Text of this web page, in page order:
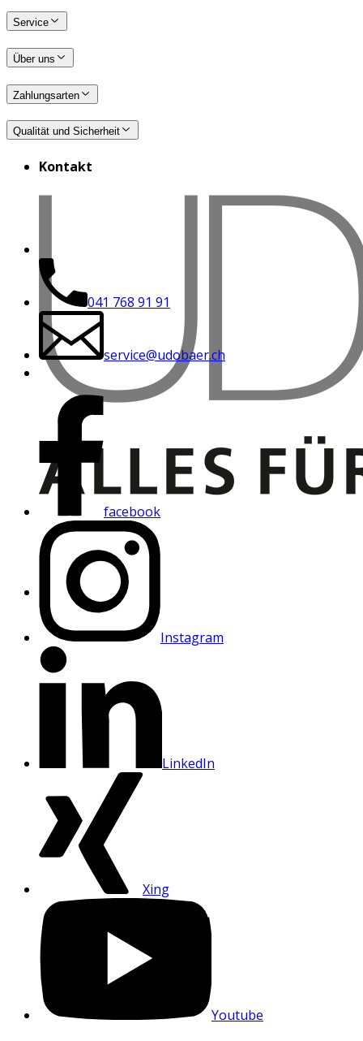
Service
Über uns
Zahlungsarten
Qualität und Sicherheit
Kontakt
041 768 91 91
service@udobaer.ch
facebook
Instagram
LinkedIn
Xing
Youtube